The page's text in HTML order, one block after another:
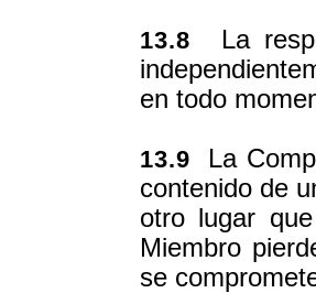
13.8 La
en todo
13.9 La
contenido de
otro lugar
Miembro
se